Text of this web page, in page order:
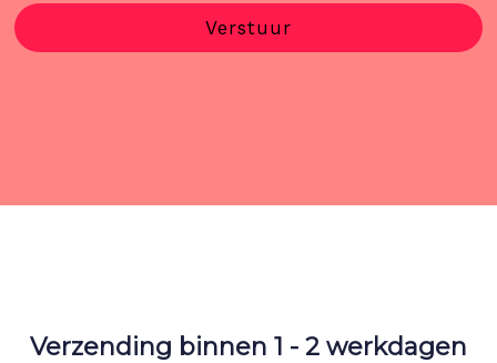
Verstuur
Verzending binnen 1 - 2 werkdagen